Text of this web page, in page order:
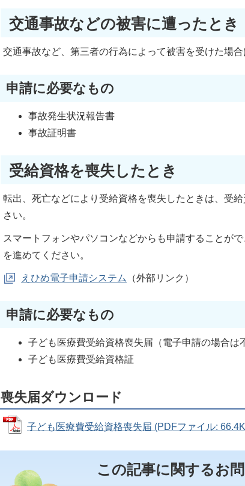
交通事故などの被害に遭ったとき
交通事故など、第三者の行為によって被害を受けた場
申請に必要なもの
事故発生状況報告書
事故証明書
受給資格を喪失したとき
転出、死亡などにより受給資格を喪失したときは、受
さい。
スマートフォンやパソコンなどからも申請することが
を進めてください。
えひめ電子申請システム （外部リンク）
申請に必要なもの
子ども医療費受給資格喪失届（電子申請の場合は
子ども医療費受給資格証
喪失届ダウンロード
子ども医療費受給資格喪失届 (PDFファイル:
この記事に関するお